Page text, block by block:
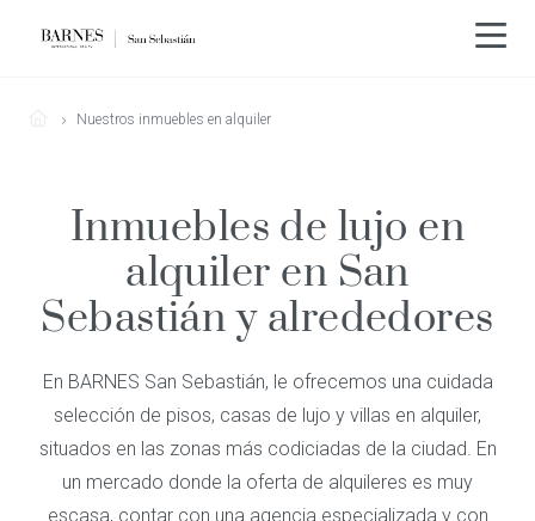
Nuestros inmuebles en alquiler
Inmuebles de lujo en
alquiler en San
Sebastián y alrededores
En BARNES San Sebastián, le ofrecemos una cuidada
selección de pisos, casas de lujo y villas en alquiler,
situados en las zonas más codiciadas de la ciudad. En
un mercado donde la oferta de alquileres es muy
escasa, contar con una agencia especializada y con